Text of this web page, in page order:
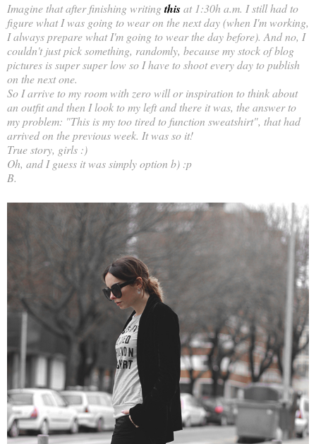
Imagine that after finishing writingthisat 1:30h a.m. I still had to
figure what I was going to wear on the next day (when I'm working,
I always prepare what I'm going to wear the day before). And no, I
couldn't just pick something, randomly, because my stock of blog
pictures is super super low so I have to shoot every day to publish
on the next one.
So I arrive to my room with zero will or inspiration to think about
an outfit and then I look to my left and there it was, the answer to
my problem: "This is my too tired to function sweatshirt", that had
arrived on the previous week. It was so it!
True story, girls :)
Oh, and I guess it was simply option b) :p
B.